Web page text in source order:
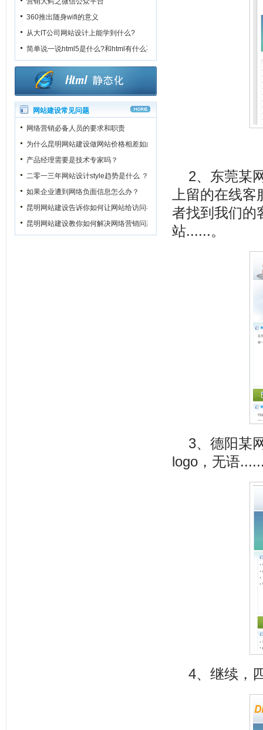
360推出随身wifi的意义
从大IT公司网站设计上能学到什么?
简单说一说html5是什么?和html有什么不一样?
网站建设常见问题
网络营销必备人员的要求和职责
为什么昆明网站建设做网站价格相差如此之大？
产品经理需要是技术专家吗？
二零一三年网站设计style趋势是什么 ？
如果企业遭到网络负面信息怎么办？
昆明网站建设告诉你如何让网站给访问者一个良好的第一印象
昆明网站建设教你如何解决网络营销问题
2、东莞某
上留的在线
者找到我们的
站......。
3、德阳某
logo，无语
4、继续，